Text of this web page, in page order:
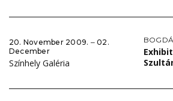
20. November 2009. ‒ 02.
December
Színhely Galéria